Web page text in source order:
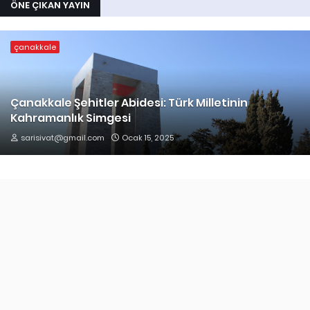
ÖNE ÇIKAN YAYIN
çanakkale
Çanakkale Şehitler Abidesi: Türk Milletinin
Kahramanlık Simgesi
sarisivat@gmail.com Ocak 15, 2025